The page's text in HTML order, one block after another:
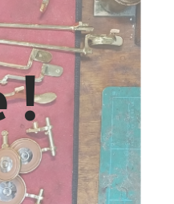
!